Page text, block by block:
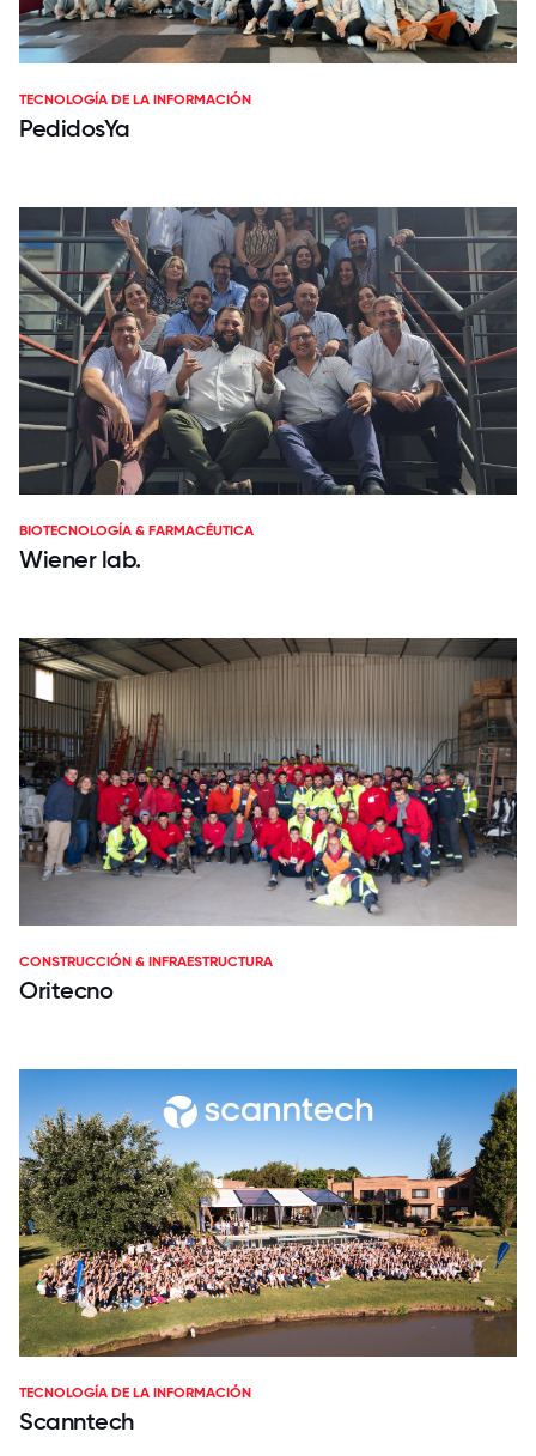
TECNOLOGÍA DE LA INFORMACIÓN
PedidosYa
BIOTECNOLOGÍA & FARMACÉUTICA
Wiener lab.
CONSTRUCCIÓN & INFRAESTRUCTURA
Oritecno
TECNOLOGÍA DE LA INFORMACIÓN
Scanntech